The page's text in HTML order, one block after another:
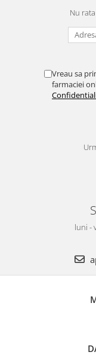
Nu
Vreau sa
farmaciei
luni -